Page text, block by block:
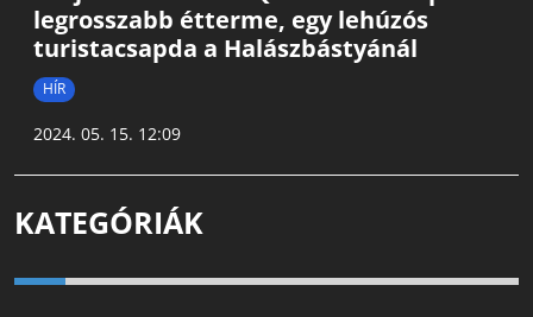
legrosszabb étterme, egy lehúzós
turistacsapda a Halászbástyánál
HÍR
2024. 05. 15. 12:09
KATEGÓRIÁK